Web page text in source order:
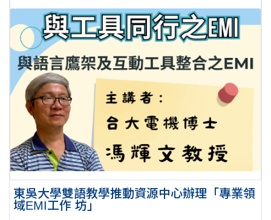
東吳大學雙語教學推動資源中心辦理「專業領
域EMI工作 坊」